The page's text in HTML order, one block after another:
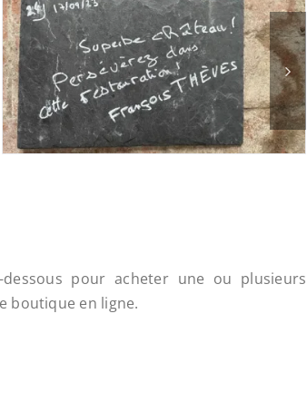
pour acheter une ou plusieurs
boutique en ligne.